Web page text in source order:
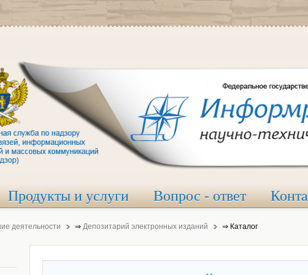
Продукты и услуги Вопрос - ответ
деятельности ⇒ Депозитарий электронных изданий ⇒ Каталог